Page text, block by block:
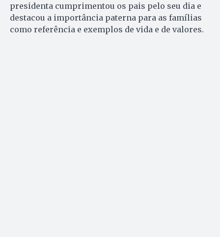
presidenta cumprimentou os pais pelo seu dia e
destacou a importância paterna para as famílias
como referência e exemplos de vida e de valores.